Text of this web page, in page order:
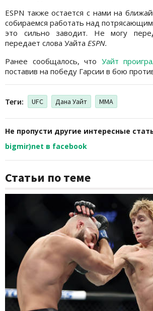
ESPN также остается с нами на
собираемся работать над
это сильно заводит. Не могу
передает слова Уайта ESPN.
Ранее сообщалось, что Уайт
поставив на победу Гарсии в бою
Теги: UFC Дана Уайт ММА
Не пропусти другие интересные
bigmir)net в facebook
Статьи по теме